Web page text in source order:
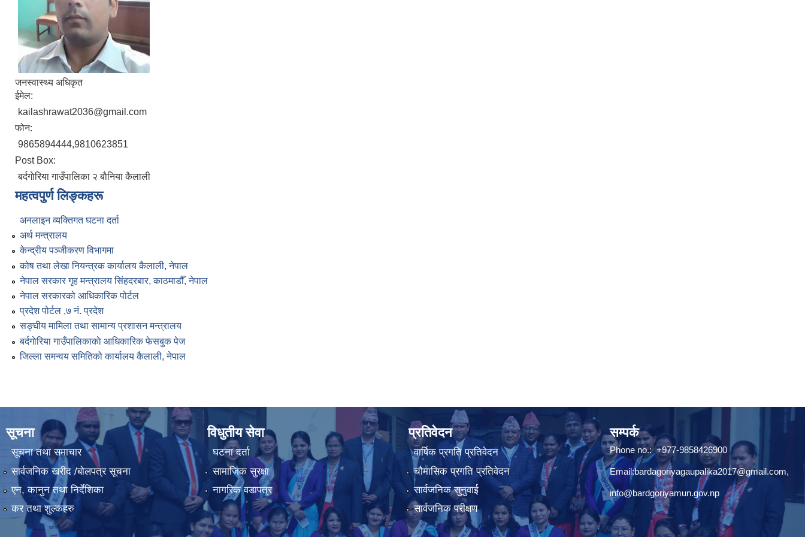
जनस्वास्थ्य अधिकृत
ईमेल:
kailashrawat2036@gmail.com
फोन:
9865894444,9810623851
Post Box:
बर्दगाेरिया गाउँपालिका २ बाैनिया कैलाली
महत्वपुर्ण लिङ्कहरू
अनलाइन व्यक्तिगत घटना दर्ता
अर्थ मन्त्रालय
केन्द्रीय पञ्जीकरण विभागमा
कोष तथा लेखा नियन्त्रक कार्यालय कैलाली, नेपाल
नेपाल सरकार गृह मन्त्रालय सिंहदरबार, काठमाडौँ, नेपाल
नेपाल सरकारको आधिकारिक पोर्टल
प्रदेश पोर्टल ,७ नं. प्रदेश
सङ्घीय मामिला तथा सामान्य प्रशासन मन्त्रालय
बर्दगाेरिया गाउँपालिकाकाे आधिकारिक फेसबुक पेज
जिल्ला समन्वय समितिको कार्यालय कैलाली, नेपाल
सूचना
सूचना तथा समाचार
सार्वजनिक खरीद /बोलपत्र सूचना
एन, कानुन तथा निर्देशिका
कर तथा शुल्कहरु
विधुतीय सेवा
घटना दर्ता
सामाजिक सुरक्षा
नागरिक वडापत्र
प्रतिवेदन
वार्षिक प्रगति प्रतिवेदन
चौमासिक प्रगति प्रतिवेदन
सार्वजनिक सुनुवाई
सार्वजनिक परीक्षण
सम्पर्क
Phone no.: +977-9858426900
Email:bardagoriyagaupalika2017@gmail.com,
info@bardgoriyamun.gov.np